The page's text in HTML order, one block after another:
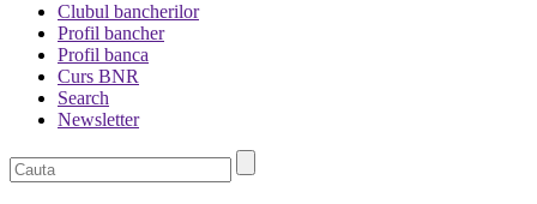
Clubul bancherilor
Profil bancher
Profil banca
Curs BNR
Search
Newsletter